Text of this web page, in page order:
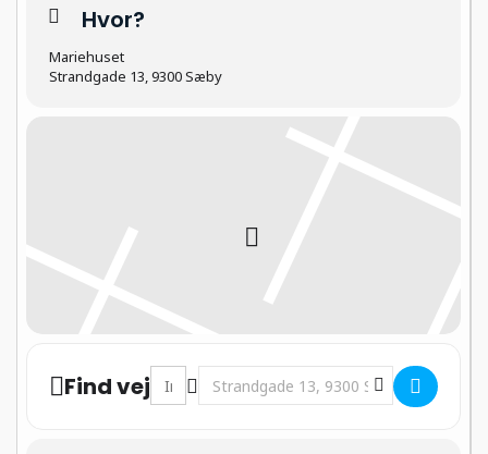
Hvor?
Mariehuset
Strandgade 13, 9300 Sæby
Find vej Address - Kirkens Dagligstue med
Destination Address - Kirkens